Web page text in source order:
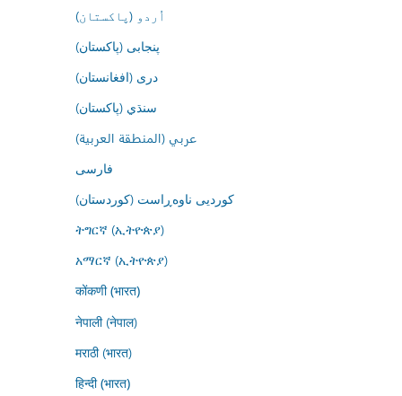
اُردو (پاکستان)
پنجابی (پاکستان)
درى (افغانستان)
سنڌي (پاکستان)
عربي (المنطقة العربية)
فارسى
کوردیی ناوەڕاست (کوردستان)
ትግርኛ (ኢትዮጵያ)
አማርኛ (ኢትዮጵያ)
कोंकणी (भारत)
नेपाली (नेपाल)
मराठी (भारत)
हिन्दी (भारत)